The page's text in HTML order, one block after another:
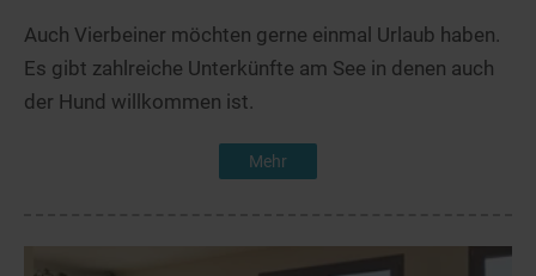
Auch Vierbeiner möchten gerne einmal Urlaub haben.
Es gibt zahlreiche Unterkünfte am See in denen auch
der Hund willkommen ist.
Mehr